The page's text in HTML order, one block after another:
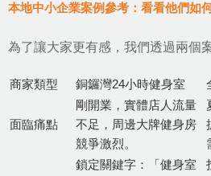
本地中小企業案例參考：看看他們如
為了讓大家更有感，我們透過兩個
商家類型 銅鑼灣24小時健身室
面臨痛點
剛開業，實體店人流量
不足，周邊大牌健身房
競爭激烈。
鎖定關鍵字：「健身室